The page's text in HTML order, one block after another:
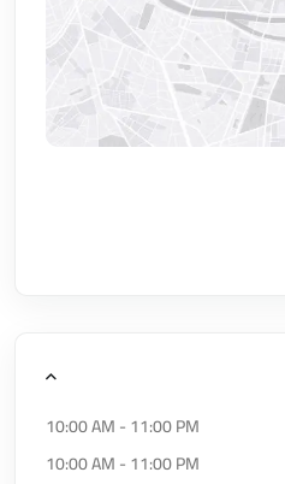
10:00 AM - 11:00 PM
10:00 AM - 11:00 PM